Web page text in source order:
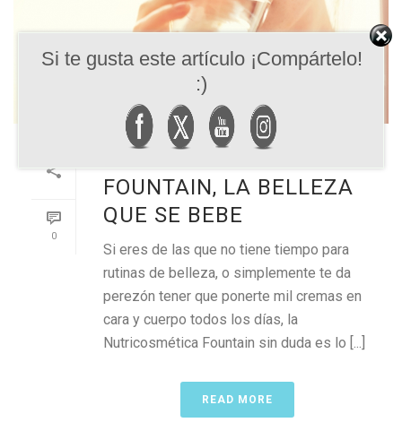
0
FOUNTAIN, LA BELLEZA
QUE SE BEBE
Si eres de las que no tiene tiempo para
rutinas de belleza, o simplemente te da
perezón tener que ponerte mil cremas en
cara y cuerpo todos los días, la
Nutricosmética Fountain sin duda es lo [...]
READ MORE
Si te gusta este artículo ¡Compártelo!
:)